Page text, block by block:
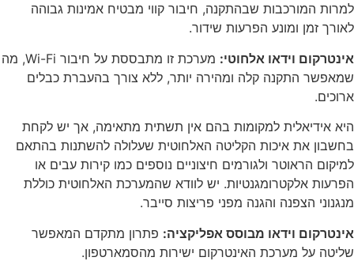
למרות המורכבות שבהתקנה, חיבור קווי מבטיח אמינות גבוהה
לאורך זמן ומונע הפרעות שידור.
אינטרקום וידאו אלחוטי:
מערכת זו מתבססת על חיבור Wi-Fi, מה
שמאפשר התקנה קלה ומהירה יותר, ללא צורך בהעברת כבלים
ארוכים.
היא אידיאלית למקומות בהם אין תשתית מתאימה, אך יש לקחת
בחשבון את איכות הקליטה האלחוטית שעלולה להשתנות בהתאם
למיקום הראוטר ולגורמים חיצוניים נוספים כמו קירות עבים או
הפרעות אלקטרומגנטיות. יש לוודא שהמערכת האלחוטית כוללת
מנגנוני הצפנה והגנה מפני פריצות סייבר.
אינטרקום וידאו מבוסס אפליקציה: פתרון מתקדם המאפשר
שליטה על מערכת האינטרקום ישירות מהסמארטפון.